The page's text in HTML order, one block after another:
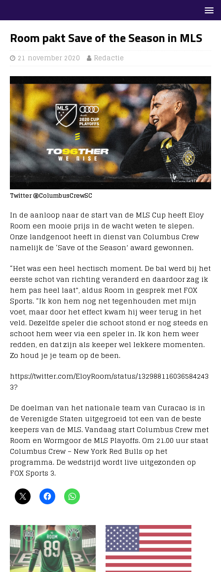
Room pakt Save of the Season in MLS
21 november 2020 Redactie
Twitter @ColumbusCrewSC
In de aanloop naar de start van de MLS Cup heeft Eloy
Room een mooie prijs in de wacht weten te slepen.
Onze landgenoot heeft in dienst van Columbus Crew
namelijk de ‘Save of the Season’ award gewonnen.
“Het was een heel hectisch moment. De bal werd bij het
eerste schot van richting veranderd en daardoor zag ik
hem pas heel laat”, aldus Room in gesprek met FOX
Sports. “Ik kon hem nog net tegenhouden met mijn
voet, maar door het effect kwam hij weer terug in het
veld. Dezelfde speler die schoot stond er nog steeds en
schoot hem weer via een speler in. Ik kon hem weer
redden, en dat zijn als keeper wel lekkere momenten.
Zo houd je je team op de been.
https://twitter.com/EloyRoom/status/132988116036584243
3?
De doelman van het nationale team van Curacao is in
de Verenigde Staten uitgegroeid tot een van de beste
keepers van de MLS. Vandaag start Columbus Crew met
Room en Wormgoor de MLS Playoffs. Om 21.00 uur staat
Columbus Crew – New York Red Bulls op het
programma. De wedstrijd wordt live uitgezonden op
FOX Sports 3.